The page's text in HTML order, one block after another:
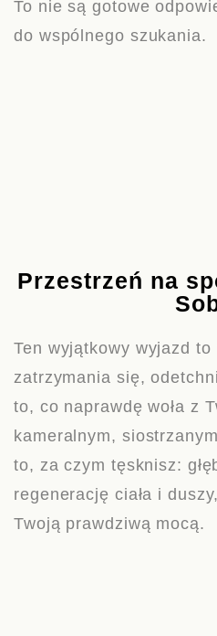
To nie są gotowe
do wspólnego szukania.
Przestrzeń na
Ten wyjątkowy wyjazd
zatrzymania się,
to, co naprawdę woła z
kameralnym,
to, za czym tęsknisz:
regenerację ciała i
Twoją prawdziwą mocą.